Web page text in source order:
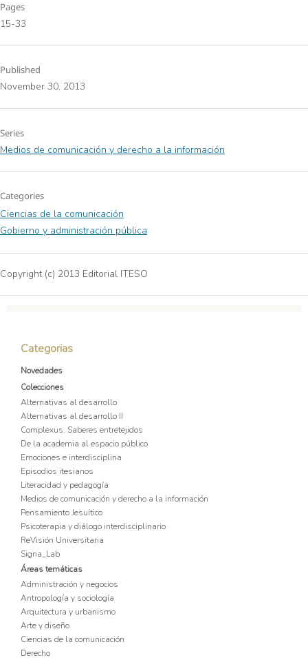
Pages
15-33
Published
November 30, 2013
Series
Medios de comunicación y derecho a la información
Categories
Ciencias de la comunicación
Gobierno y administración pública
Copyright (c) 2013 Editorial ITESO
Categorias
Novedades
Colecciones
Alternativas al desarrollo
Alternativas al desarrollo II
Complexus. Saberes entretejidos
De la academia al espacio público
Emociones e interdisciplina
Episodios itesianos
Literacidad y pedagogía
Medios de comunicación y derecho a la información
Pensamiento Jesuítico
Psicoterapia y diálogo interdisciplinario
ReVisión Universitaria
Signa_Lab
Áreas temáticas
Administración y negocios
Antropología y sociología
Arquitectura y urbanismo
Arte y diseño
Ciencias de la comunicación
Derecho